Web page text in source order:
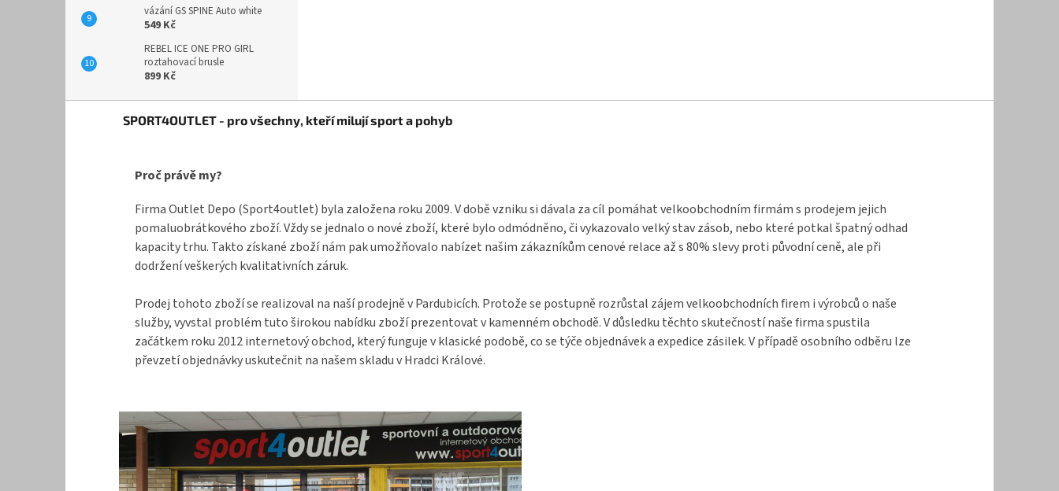
vázání GS SPINE Auto white
549 Kč
REBEL ICE ONE PRO GIRL
roztahovací brusle
899 Kč
SPORT4OUTLET - pro všechny, kteří milují sport a pohyb
Proč právě my?
Firma Outlet Depo (Sport4outlet) byla založena roku 2009. V době vzniku si dávala za cíl pomáhat velkoobchodním firmám s prodejem jejich
pomaluobrátkového zboží. Vždy se jednalo o nové zboží, které bylo odmódněno, či vykazovalo velký stav zásob, nebo které potkal špatný odhad
kapacity trhu. Takto získané zboží nám pak umožňovalo nabízet našim zákazníkům cenové relace až s 80% slevy proti původní ceně, ale při
dodržení veškerých kvalitativních záruk.
Prodej tohoto zboží se realizoval na naší prodejně v Pardubicích. Protože se postupně rozrůstal zájem velkoobchodních firem i výrobců o naše
služby, vyvstal problém tuto širokou nabídku zboží prezentovat v kamenném obchodě. V důsledku těchto skutečností naše firma spustila
začátkem roku 2012 internetový obchod, který funguje v klasické podobě, co se týče objednávek a expedice zásilek. V případě osobního odběru lze
převzetí objednávky uskutečnit na našem skladu v Hradci Králové.